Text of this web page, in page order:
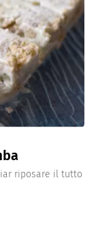
riposare il tutto